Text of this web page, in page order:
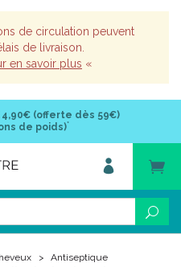
de circulation peuvent
de livraison.
en savoir plus «
4,90€ (offerte dès 59€)
de poids)*
Antiseptique